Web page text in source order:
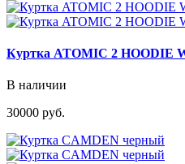
Куртка ATOMIC 2 HOODIE
В наличии
30000 руб.